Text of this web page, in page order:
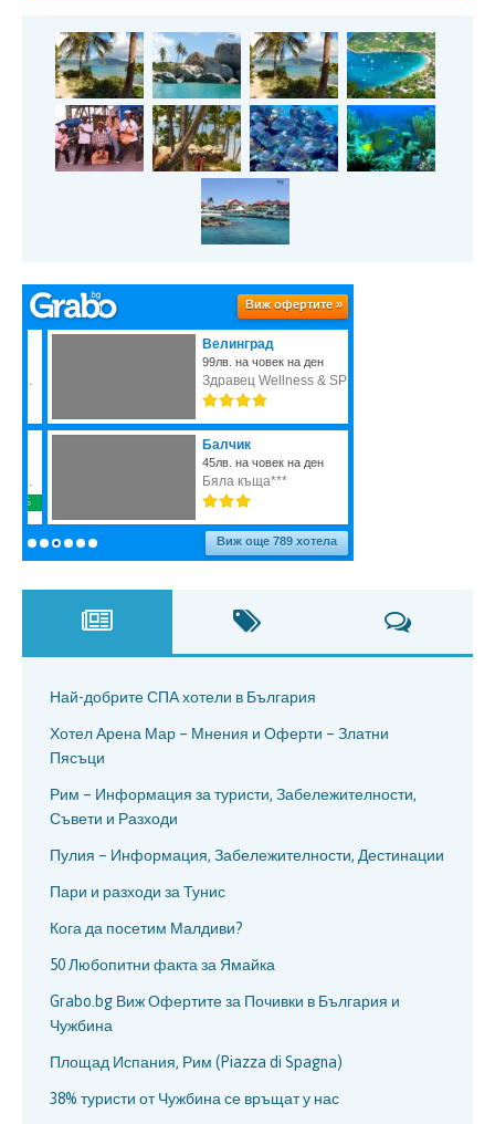
Най-добрите СПА хотели в България
Хотел Арена Мар – Мнения и Оферти – Златни
Пясъци
Рим – Информация за туристи, Забележителности,
Съвети и Разходи
Пулия – Информация, Забележителности, Дестинации
Пари и разходи за Тунис
Кога да посетим Малдиви?
50 Любопитни факта за Ямайка
Grabo.bg Виж Офертите за Почивки в България и
Чужбина
Площад Испания, Рим (Piazza di Spagna)
38% туристи от Чужбина се връщат у нас